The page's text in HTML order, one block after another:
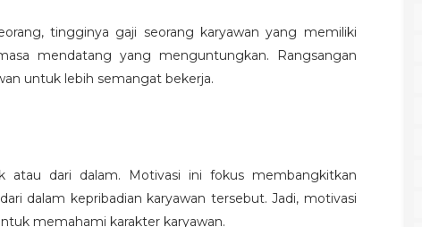
tingginya gaji seorang karyawan yang memiliki
mendatang yang menguntungkan. Rangsangan
untuk lebih semangat bekerja.
atau dari dalam. Motivasi ini fokus membangkitkan
dalam kepribadian karyawan tersebut. Jadi, motivasi
memahami karakter karyawan.